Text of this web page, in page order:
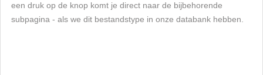
een druk op de knop komt je direct naar de bijbehorende
subpagina - als we dit bestandstype in onze databank hebben.